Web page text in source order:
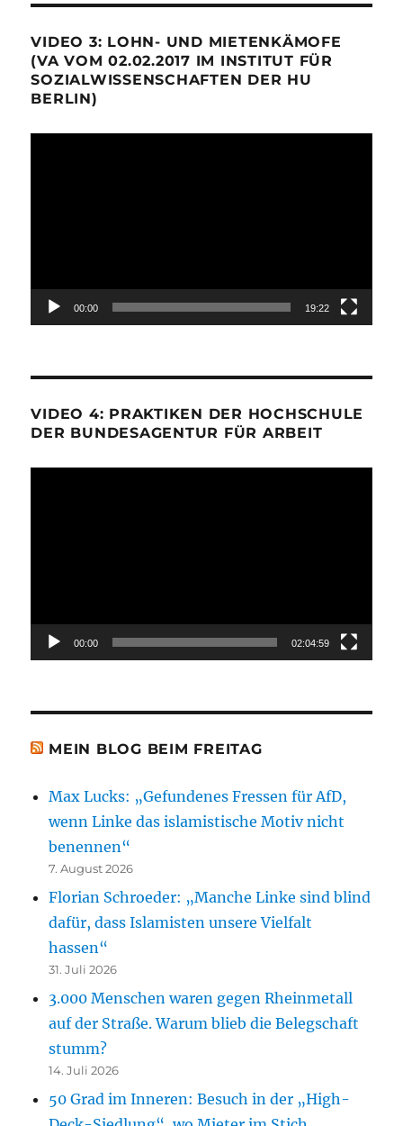
VIDEO 3: LOHN- UND MIETENKÄMOFE
(VA VOM 02.02.2017 IM INSTITUT FÜR
SOZIALWISSENSCHAFTEN DER HU
BERLIN)
00:00 19:22
VIDEO 4: PRAKTIKEN DER HOCHSCHULE
DER BUNDESAGENTUR FÜR ARBEIT
00:00 02:04:59
MEIN BLOG BEIM FREITAG
Max Lucks: „Gefundenes Fressen für AfD,
wenn Linke das islamistische Motiv nicht
benennen“
7. August 2026
Florian Schroeder: „Manche Linke sind blind
dafür, dass Islamisten unsere Vielfalt
hassen“
31. Juli 2026
3.000 Menschen waren gegen Rheinmetall
auf der Straße. Warum blieb die Belegschaft
stumm?
14. Juli 2026
50 Grad im Inneren: Besuch in der „High-